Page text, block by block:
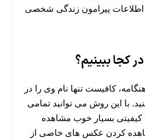
اطلاعات پیرامون زندگی شخصی
کجا ببینیم؟
کافیست تنها نام وی را در
با این روش می توانید تمامی
کیفیتی بسیار خوب مشاهده
کردن عکس های خاصی از